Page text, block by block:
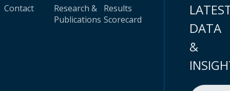
Contact
Research &
Publications
Results
Scorecard
DATA
&